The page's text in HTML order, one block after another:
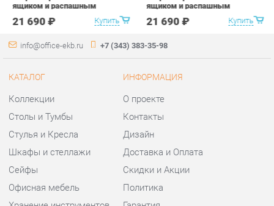
Столы и Тумбы
Стулья и Кресла
Шкафы и стеллажи
Сейфы
Офисная мебель
Хранение инструментов
Контакты
Дизайн
Доставка и Оплата
Скидки и Акции
Политика
Гарантия
ГОРОДА
Екатеринбург
КОНТАКТЫ